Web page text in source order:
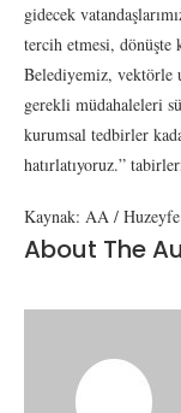
gidecek
tercih etmesi, dönüşte
Belediyemiz, vektörle
gerekli müdahaleleri
kurumsal tedbirler
hatırlatıyoruz.”
Kaynak: AA /
About The